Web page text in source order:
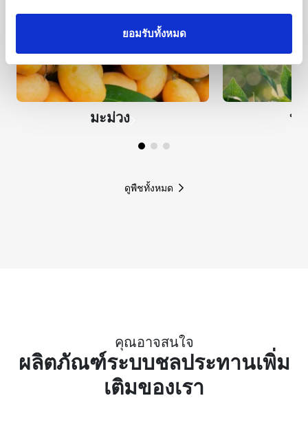
ยอมรับทั้งหมด
มะม่วง บ
ดูพืชทั้งหมด
คุณอาจสนใจ
ผลิตภัณฑ์ระบบชลประทานเพิ่ม
เติมของเรา